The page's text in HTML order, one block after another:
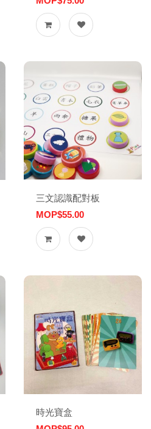
三文認識配對板
MOP$55.00
時光寶盒